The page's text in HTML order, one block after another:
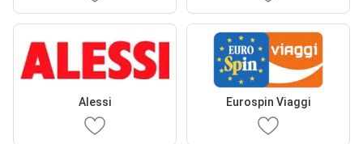
Alessi Eurospin Viaggi